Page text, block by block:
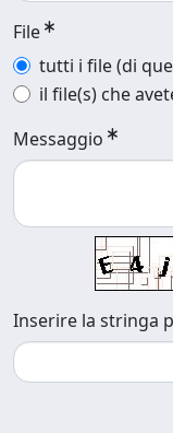
File
tutti i file (di
il file(s) che
Messaggio
Inserire la stringa